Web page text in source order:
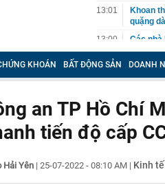
13:01
Khoan
quặng
13:00
Các nhà
12:45
Xuân
sử đeo
12:21
Vì sao
bị khởi
12:18
Một yếu
hàng
12:04
Không
KHOÁN BẤT ĐỘNG SẢN DOANH
an TP Hồ Chí
tiến độ cấp
Hải Yên | 25-07-2022 - 08:10 AM | Kinh